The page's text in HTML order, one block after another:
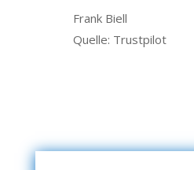
Frank Biell
Quelle: Trustpilot